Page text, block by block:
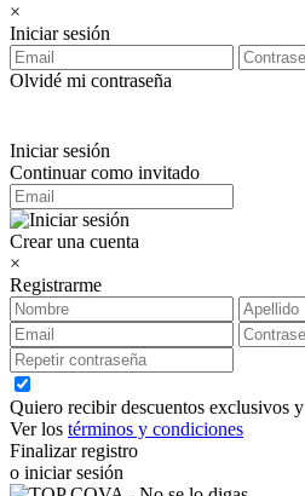
×
Iniciar sesión
Olvidé mi contraseña
Iniciar sesión
Continuar como invitado
Crear una cuenta
×
Registrarme
Quiero recibir descuentos exclusivos
Ver los términos y condiciones
Finalizar registro
o iniciar sesión